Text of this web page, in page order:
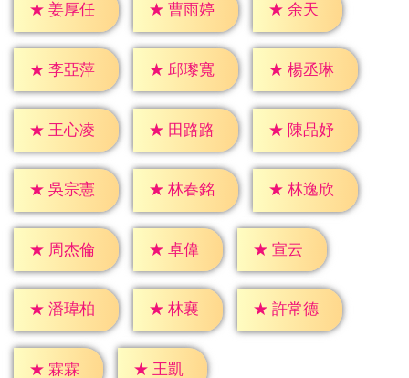
★ 姜厚任 ★ 曹雨婷 ★ 余天
★ 李亞萍 ★ 邱瓈寬 ★ 楊丞琳
★ 王心凌 ★ 田路路 ★ 陳品妤
★ 吳宗憲 ★ 林春銘 ★ 林逸欣
★ 周杰倫 ★ 卓偉 ★ 宣云
★ 潘瑋柏 ★ 林襄 ★ 許常德
★ 霖霖 ★ 王凱